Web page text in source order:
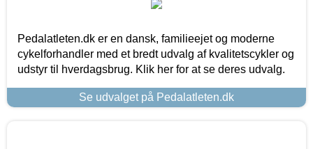
Pedalatleten.dk er en dansk, familieejet og moderne
cykelforhandler med et bredt udvalg af kvalitetscykler og
udstyr til hverdagsbrug. Klik her for at se deres udvalg.
Se udvalget på Pedalatleten.dk